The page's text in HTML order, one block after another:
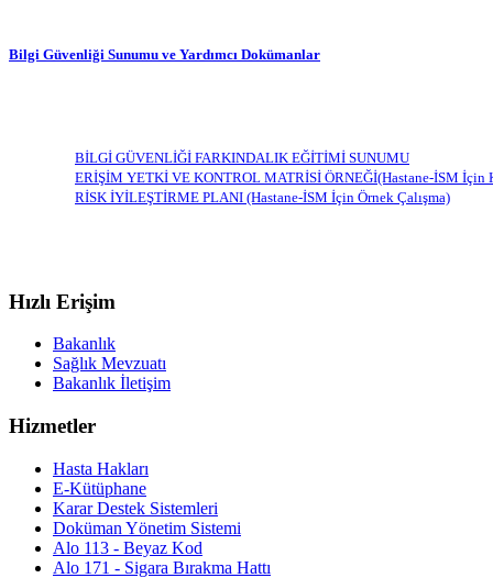
Bilgi Güvenliği Sunumu ve Yardımcı Dokümanlar
BİLGİ GÜVENLİĞİ FARKINDALIK EĞİTİMİ SUNUMU
ERİŞİM YETKİ VE KONTROL MATRİSİ ÖRNEĞİ(Hastane-İSM İçin
RİSK İYİLEŞTİRME PLANI (Hastane-İSM İçin Örnek Çalışma)
Hızlı Erişim
Bakanlık
Sağlık Mevzuatı
Bakanlık İletişim
Hizmetler
Hasta Hakları
E-Kütüphane
Karar Destek Sistemleri
Doküman Yönetim Sistemi
Alo 113 - Beyaz Kod
Alo 171 - Sigara Bırakma Hattı